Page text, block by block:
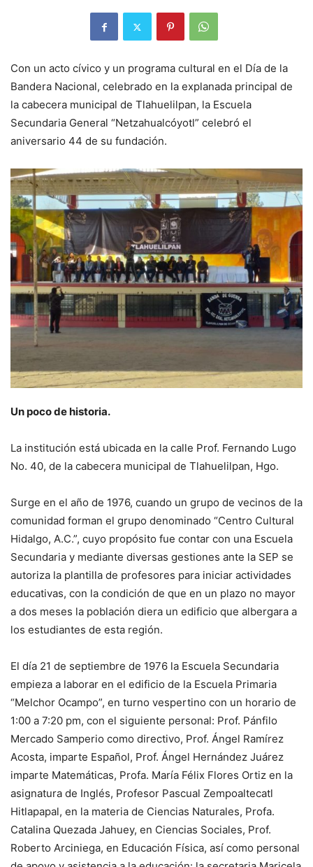
Con un acto cívico y un programa cultural en el Día de la
Bandera Nacional, celebrado en la explanada principal de
la cabecera municipal de Tlahuelilpan, la Escuela
Secundaria General “Netzahualcóyotl” celebró el
aniversario 44 de su fundación.
Un poco de historia.
La institución está ubicada en la calle Prof. Fernando Lugo
No. 40, de la cabecera municipal de Tlahuelilpan, Hgo.
Surge en el año de 1976, cuando un grupo de vecinos de la
comunidad forman el grupo denominado “Centro Cultural
Hidalgo, A.C.”, cuyo propósito fue contar con una Escuela
Secundaria y mediante diversas gestiones ante la SEP se
autoriza la plantilla de profesores para iniciar actividades
educativas, con la condición de que en un plazo no mayor
a dos meses la población diera un edificio que albergara a
los estudiantes de esta región.
El día 21 de septiembre de 1976 la Escuela Secundaria
empieza a laborar en el edificio de la Escuela Primaria
“Melchor Ocampo”, en turno vespertino con un horario de
1:00 a 7:20 pm, con el siguiente personal: Prof. Pánfilo
Mercado Samperio como directivo, Prof. Ángel Ramírez
Acosta, imparte Español, Prof. Ángel Hernández Juárez
imparte Matemáticas, Profa. María Félix Flores Ortiz en la
asignatura de Inglés, Profesor Pascual Zempoaltecatl
Hitlapapal, en la materia de Ciencias Naturales, Profa.
Catalina Quezada Jahuey, en Ciencias Sociales, Prof.
Roberto Arciniega, en Educación Física, así como personal